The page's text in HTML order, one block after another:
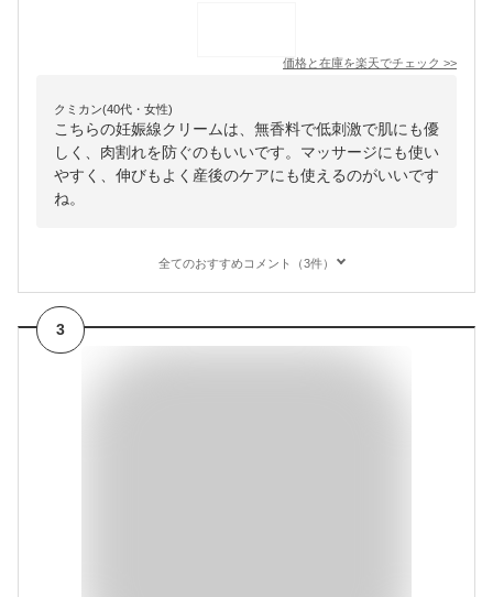
価格と在庫を楽天でチェック >>
クミカン(40代・女性)
こちらの妊娠線クリームは、無香料で低刺激で肌にも優
しく、肉割れを防ぐのもいいです。マッサージにも使い
やすく、伸びもよく産後のケアにも使えるのがいいです
ね。
全てのおすすめコメント（3件）
3